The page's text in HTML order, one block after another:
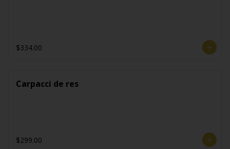
$334.00
Carpacci de res
$299.00